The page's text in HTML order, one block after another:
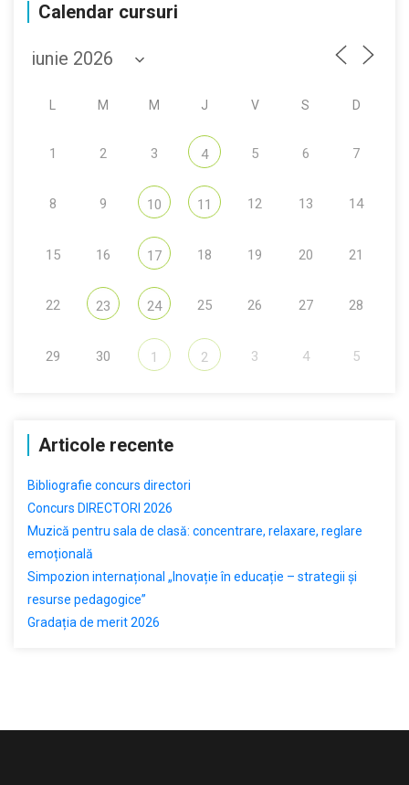
Calendar cursuri
M M J V S D
1 2 3 4 5 6 7
8 9 10 11 12 13 14
15 16 17 18 19 20 21
22 23 24 25 26 27 28
29 30 1 2 3 4 5
Articole recente
Bibliografie concurs directori
Concurs DIRECTORI 2026
Muzică pentru sala de clasă: concentrare, relaxare, reglare
emoțională
Simpozion internațional „Inovație în educație – strategii și
resurse pedagogice”
Gradația de merit 2026